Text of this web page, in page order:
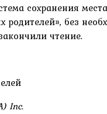
сохранения
родителей», без
чтение.
Inc.